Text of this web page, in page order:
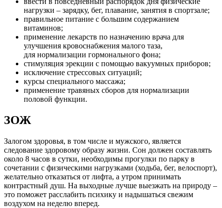
нагрузки – зарядку, бег, плавание, занятия в спортзале;
правильное питание с большим содержанием
витаминов;
применение лекарств по назначению врача для
улучшения кровоснабжения малого таза,
для нормализации гормонального фона;
стимуляция эрекции с помощью вакуумных приборов;
исключение стрессовых ситуаций;
курсы специального массажа;
применение травяных сборов для нормализации
половой функции.
ЗОЖ
Залогом здоровья, в том числе и мужского, является
следование здоровому образу жизни. Сон должен составлять
около 8 часов в сутки, необходимы прогулки по парку в
сочетании с физическими нагрузками (ходьба, бег, велоспорт),
желательно отказаться от лифта, а утром принимать
контрастный душ. На выходные лучше выезжать на природу –
это поможет расслабить психику и надышаться свежим
воздухом на неделю вперед.